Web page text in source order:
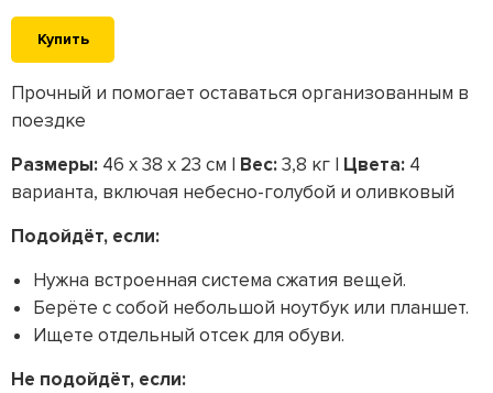
Купить
Прочный и помогает оставаться организованным в
поездке
Размеры: 46 x 38 x 23 см | Вес:3,8 кг | Цвета: 4
варианта, включая небесно-голубой и оливковый
Подойдёт, если:
Нужна встроенная система сжатия вещей.
Берёте с собой небольшой ноутбук или планшет.
Ищете отдельный отсек для обуви.
Не подойдёт, если: